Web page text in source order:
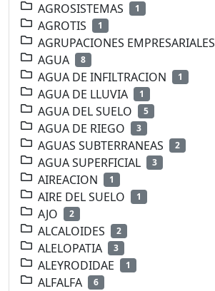
AGROSISTEMAS 1
AGROTIS 1
AGRUPACIONES EMPRESARIALES
AGUA 8
AGUA DE INFILTRACION 1
AGUA DE LLUVIA 1
AGUA DEL SUELO 5
AGUA DE RIEGO 3
AGUAS SUBTERRANEAS 2
AGUA SUPERFICIAL 3
AIREACION 1
AIRE DEL SUELO 1
AJO 2
ALCALOIDES 2
ALELOPATIA 3
ALEYRODIDAE 1
ALFALFA 6